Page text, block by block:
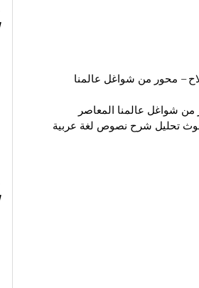
– محور من شواغل عالمنا
تحليل شرح نصوص لغة عربية